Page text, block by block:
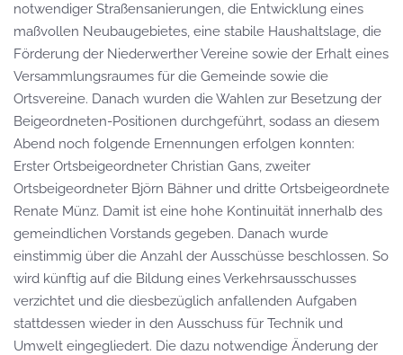
notwendiger Straßensanierungen, die Entwicklung eines
maßvollen Neubaugebietes, eine stabile Haushaltslage, die
Förderung der Niederwerther Vereine sowie der Erhalt eines
Versammlungsraumes für die Gemeinde sowie die
Ortsvereine. Danach wurden die Wahlen zur Besetzung der
Beigeordneten-Positionen durchgeführt, sodass an diesem
Abend noch folgende Ernennungen erfolgen konnten:
Erster Ortsbeigeordneter Christian Gans, zweiter
Ortsbeigeordneter Björn Bähner und dritte Ortsbeigeordnete
Renate Münz. Damit ist eine hohe Kontinuität innerhalb des
gemeindlichen Vorstands gegeben. Danach wurde
einstimmig über die Anzahl der Ausschüsse beschlossen. So
wird künftig auf die Bildung eines Verkehrsausschusses
verzichtet und die diesbezüglich anfallenden Aufgaben
stattdessen wieder in den Ausschuss für Technik und
Umwelt eingegliedert. Die dazu notwendige Änderung der